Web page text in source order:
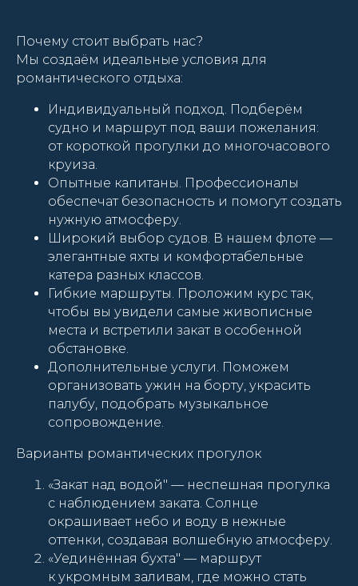
Почему стоит выбрать нас?
Мы создаём идеальные условия для
романтического отдыха:
Индивидуальный подход. Подберём
судно и маршрут под ваши пожелания:
от короткой прогулки до многочасового
круиза.
Опытные капитаны. Профессионалы
обеспечат безопасность и помогут создать
нужную атмосферу.
Широкий выбор судов. В нашем флоте —
элегантные яхты и комфортабельные
катера разных классов.
Гибкие маршруты. Проложим курс так,
чтобы вы увидели самые живописные
места и встретили закат в особенной
обстановке.
Дополнительные услуги. Поможем
организовать ужин на борту, украсить
палубу, подобрать музыкальное
сопровождение.
Варианты романтических прогулок
«Закат над водой" — неспешная прогулка
с наблюдением заката. Солнце
окрашивает небо и воду в нежные
оттенки, создавая волшебную атмосферу.
«Уединённая бухта" — маршрут
к укромным заливам, где можно стать